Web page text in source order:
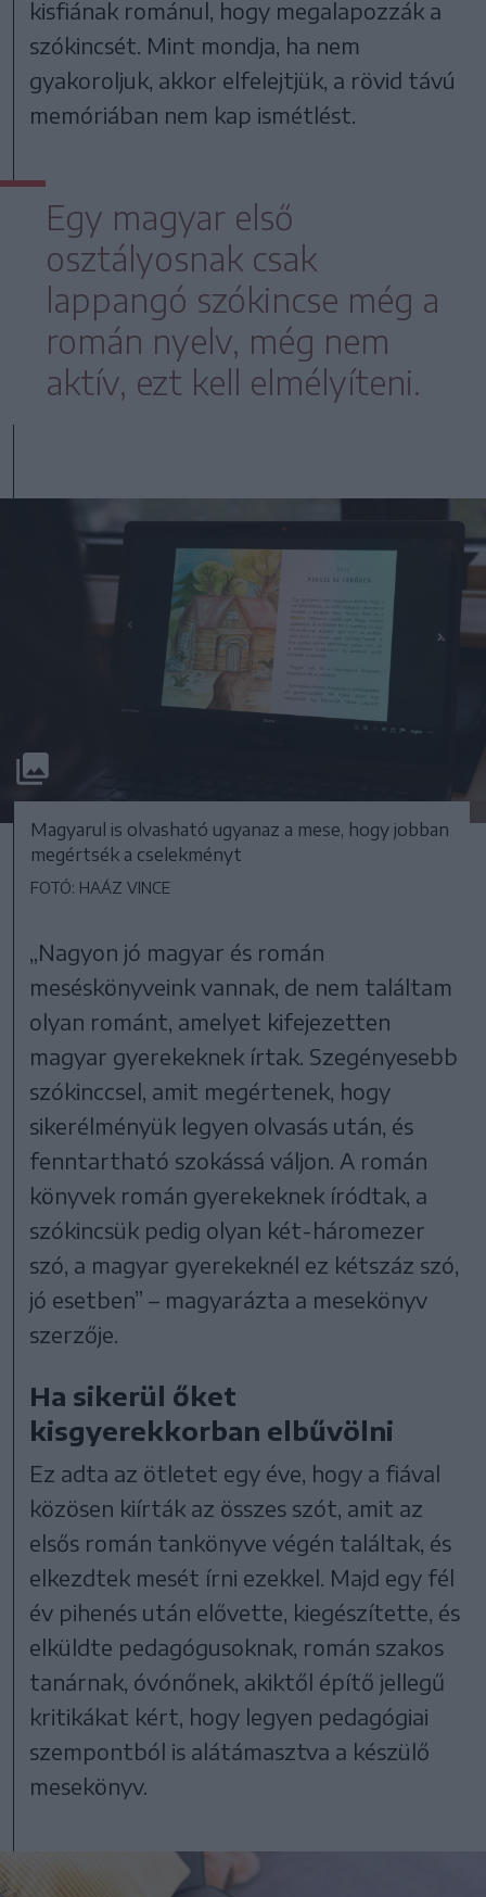
kisfiának románul, hogy megalapozzák a
szókincsét. Mint mondja, ha nem
gyakoroljuk, akkor elfelejtjük, a rövid távú
memóriában nem kap ismétlést.
Egy magyar első
osztályosnak csak
lappangó szókincse még a
román nyelv, még nem
aktív, ezt kell elmélyíteni.
Magyarul is olvasható ugyanaz a mese, hogy jobban
megértsék a cselekményt
FOTÓ: HAÁZ VINCE
„Nagyon jó magyar és román
meséskönyveink vannak, de nem találtam
olyan románt, amelyet kifejezetten
magyar gyerekeknek írtak. Szegényesebb
szókinccsel, amit megértenek, hogy
sikerélményük legyen olvasás után, és
fenntartható szokássá váljon. A román
könyvek román gyerekeknek íródtak, a
szókincsük pedig olyan két-háromezer
szó, a magyar gyerekeknél ez kétszáz szó,
jó esetben” – magyarázta a mesekönyv
szerzője.
Ha sikerül őket
kisgyerekkorban elbűvölni
Ez adta az ötletet egy éve, hogy a fiával
közösen kiírták az összes szót, amit az
elsős román tankönyve végén találtak, és
elkezdtek mesét írni ezekkel. Majd egy fél
év pihenés után elővette, kiegészítette, és
elküldte pedagógusoknak, román szakos
tanárnak, óvónőnek, akiktől építő jellegű
kritikákat kért, hogy legyen pedagógiai
szempontból is alátámasztva a készülő
mesekönyv.